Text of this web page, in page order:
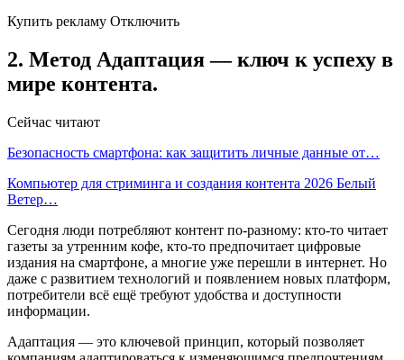
Купить рекламу Отключить
2. Метод Адаптация — ключ к успеху в
мире контента.
Сейчас читают
Безопасность смартфона: как защитить личные данные от…
Компьютер для стриминга и создания контента 2026 Белый
Ветер…
Сегодня люди потребляют контент по-разному: кто-то читает
газеты за утренним кофе, кто-то предпочитает цифровые
издания на смартфоне, а многие уже перешли в интернет. Но
даже с развитием технологий и появлением новых платформ,
потребители всё ещё требуют удобства и доступности
информации.
Адаптация — это ключевой принцип, который позволяет